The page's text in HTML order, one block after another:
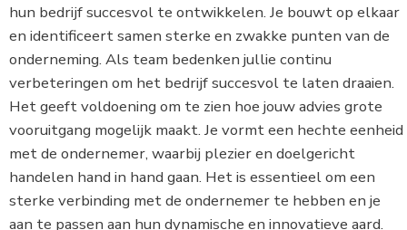
hun bedrijf succesvol te ontwikkelen. Je bouwt op elkaar
en identificeert samen sterke en zwakke punten van de
onderneming. Als team bedenken jullie continu
verbeteringen om het bedrijf succesvol te laten draaien.
Het geeft voldoening om te zien hoe jouw advies grote
vooruitgang mogelijk maakt. Je vormt een hechte eenheid
met de ondernemer, waarbij plezier en doelgericht
handelen hand in hand gaan. Het is essentieel om een
sterke verbinding met de ondernemer te hebben en je
aan te passen aan hun dynamische en innovatieve aard.